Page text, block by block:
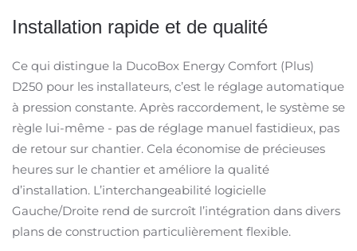
Installation rapide et de qualité
Ce qui distingue la DucoBox Energy Comfort (Plus)
D250 pour les installateurs, c’est le réglage automatique
à pression constante. Après raccordement, le système se
règle lui-même - pas de réglage manuel fastidieux, pas
de retour sur chantier. Cela économise de précieuses
heures sur le chantier et améliore la qualité
d’installation. L’interchangeabilité logicielle
Gauche/Droite rend de surcroît l’intégration dans divers
plans de construction particulièrement flexible.